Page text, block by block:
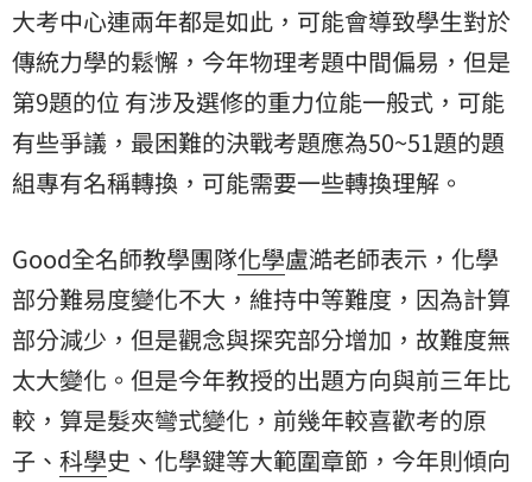
大考中心連兩年都是如此，可能會導致學生對於
傳統力學的鬆懈，今年物理考題中間偏易，但是
第9題的位 有涉及選修的重力位能一般式，可能
有些爭議，最困難的決戰考題應為50~51題的題
組專有名稱轉換，可能需要一些轉換理解。
Good全名師教學團隊化學盧澔老師表示，化學
部分難易度變化不大，維持中等難度，因為計算
部分減少，但是觀念與探究部分增加，故難度無
太大變化。但是今年教授的出題方向與前三年比
較，算是髮夾彎式變化，前幾年較喜歡考的原
子、 科學史、化學鍵等大範圍章節，今年則傾向